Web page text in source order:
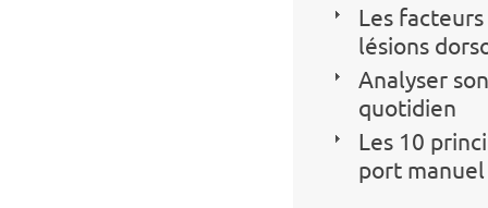
Les
lésions
Analyser
quotidien
Les 10
port